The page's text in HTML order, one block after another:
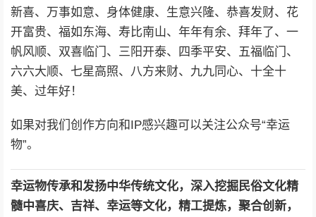
新喜、万事如意、身体健康、生意兴隆、恭喜发财、花
开富贵、福如东海、寿比南山、年年有余、拜年了、一
帆风顺、双喜临门、三阳开泰、四季平安、五福临门、
六六大顺、七星高照、八方来财、九九同心、十全十
美、过年好！
如果对我们创作方向和IP感兴趣可以关注公众号“幸运
物”。
幸运物传承和发扬中华传统文化，深入挖掘民俗文化精
髓中喜庆、吉祥、幸运等文化，精工提炼，聚合创新，